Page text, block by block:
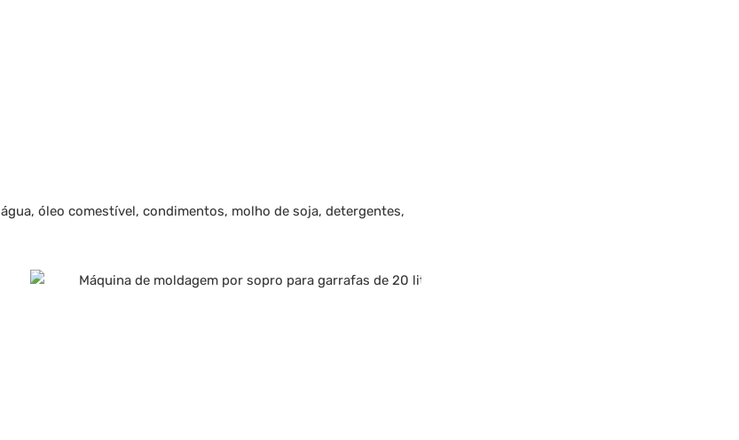
óleo comestível, condimentos, molho de soja, detergentes,